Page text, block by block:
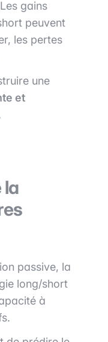
gains
peuvent
les pertes
une
et
la
passive, la
long/short
à